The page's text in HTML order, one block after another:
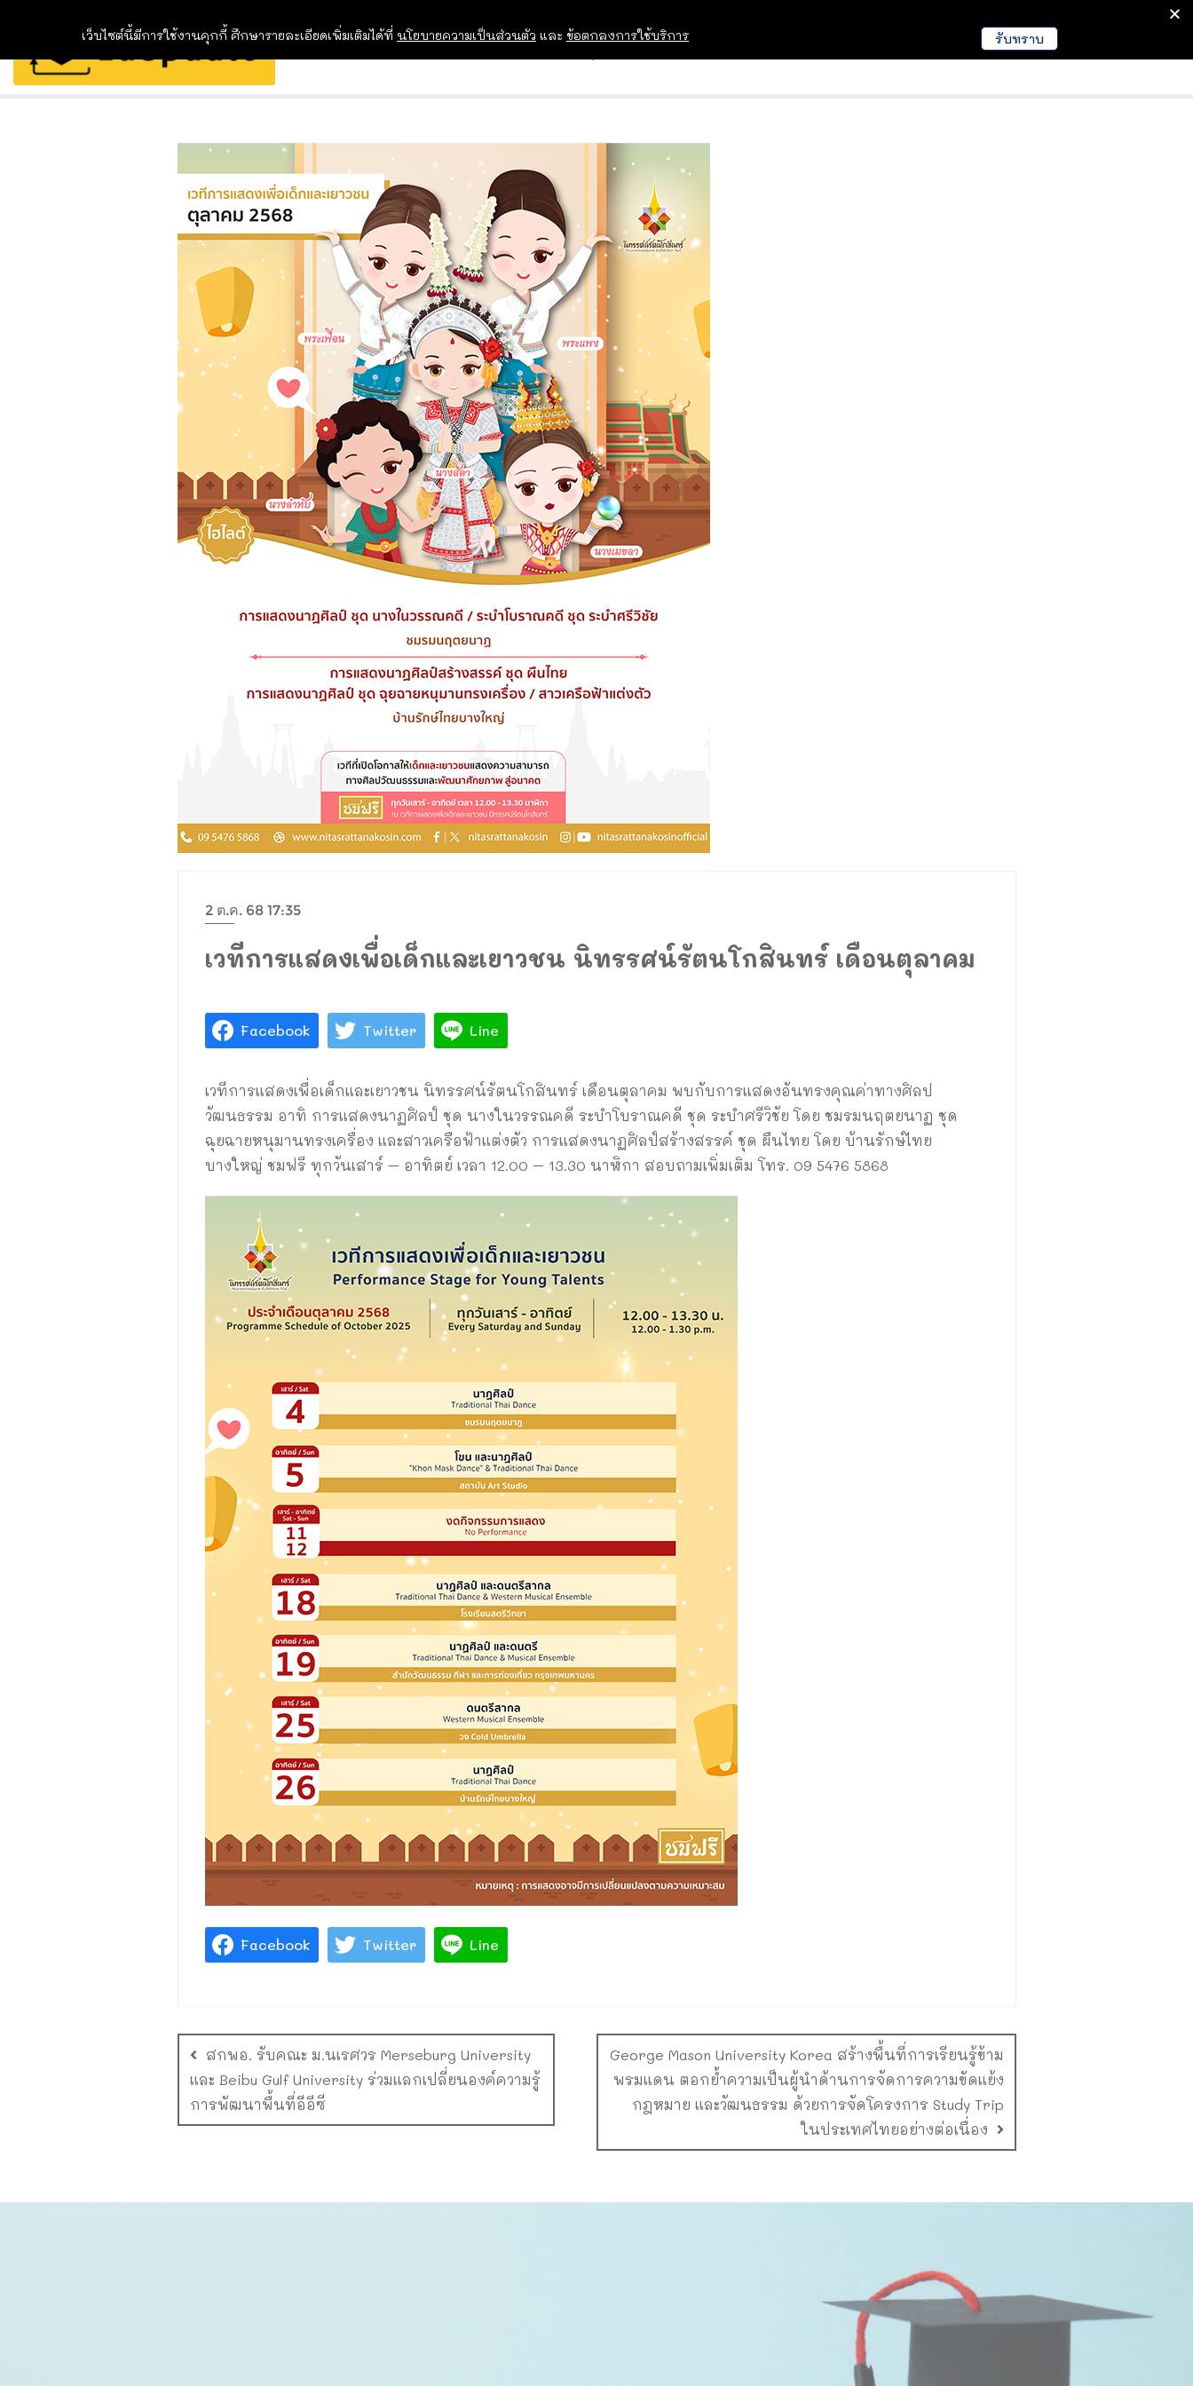
EDUCATION NEWS
2 ต.ค. 68 17:35
เวทีการแสดงเพื่อเด็กและเยาวชน นิทรรศน์รัตนโกสินทร์ เดือนตุลาคม
Facebook Twitter Line
เวทีการแสดงเพื่อเด็กและเยาวชน นิทรรศน์รัตนโกสินทร์ เดือนตุลาคม พบกับการแสดงอันทรงคุณค่าทางศิลป
วัฒนธรรม อาทิ การแสดงนาฏศิลป์ ชุด นางในวรรณคดี ระบำโบราณคดี ชุด ระบำศรีวิชัย โดย ชมรมนฤตยนาฏ ชุด
ฉุยฉายหนุมานทรงเครื่อง และสาวเครือฟ้าแต่งตัว การแสดงนาฏศิลป์สร้างสรรค์ ชุด ผืนไทย โดย บ้านรักษ์ไทย
บางใหญ่ ชมฟรี ทุกวันเสาร์ – อาทิตย์ เวลา 12.00 – 13.30 นาฬิกา สอบถามเพิ่มเติม โทร. 09 5476 5868
Facebook Twitter Line
สกพอ. รับคณะ ม.นเรศวร Merseburg University
และ Beibu Gulf University ร่วมแลกเปลี่ยนองค์ความรู้
การพัฒนาพื้นที่อีอีซี
George Mason University Korea สร้างพื้นที่การเรียนรู้ข้าม
พรมแดน ตอกย้ำความเป็นผู้นำด้านการจัดการความขัดแย้ง
กฎหมาย และวัฒนธรรม ด้วยการจัดโครงการ Study Trip
ในประเทศไทยอย่างต่อเนื่อง
เว็บไซต์นี้มีการใช้งานคุกกี้ ศึกษารายละเอียดเพิ่มเติมได้ที่ นโยบายความเป็นส่วนตัว และ ข้อตกลงการใช้บริการ รับทราบ